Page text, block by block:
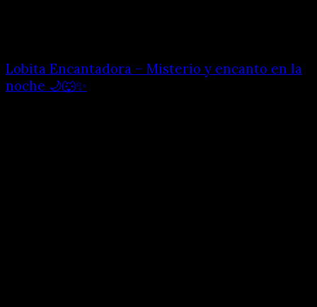
Lobita Encantadora – Misterio y encanto en la
noche 🌙🐺✨